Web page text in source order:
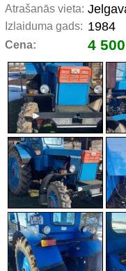
Atrašanās vieta:
Izlaiduma gads: 1984
Cena: 4